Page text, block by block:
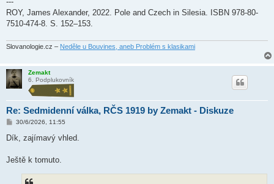
ROY, James Alexander, 2022. Pole and Czech in Silesia. ISBN 978-80-
7510-474-8. S. 152–153.
Slovanologie.cz – Neděle u Bouvines, aneb Problém s klasikami
Zemakt
6. Podplukovník
Re: Sedmidenní válka, RČS 1919 by Zemakt - Diskuze
P
í
ě
30/6/2026, 11:55
Dík, zajímavý vhled.
Ještě k tomuto.